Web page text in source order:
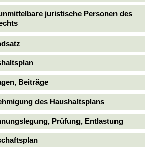
juristische Personen des
Beiträge
des Haushaltsplans
Prüfung, Entlastung